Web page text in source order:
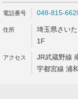
048-815-
埼玉県さい
1F
JR武蔵野線
宇都宮線 浦